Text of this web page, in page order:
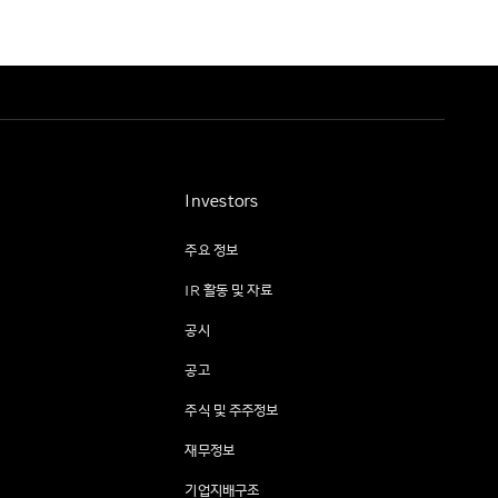
Investors
주요 정보
IR 활동 및 자료
공시
공고
주식 및 주주정보
재무정보
기업지배구조